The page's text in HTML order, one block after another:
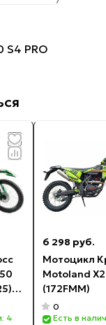
PRO
4
6 298 руб.
Мотоцикл
Motoland
(172FMM)
0
Есть в